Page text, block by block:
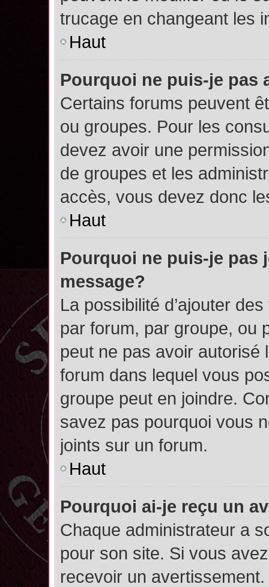
trucage en changeant les
Haut
Pourquoi ne puis-je pas
Certains forums peuvent
ou groupes. Pour les
devez avoir une
de groupes et les
accès, vous devez donc
Haut
Pourquoi ne puis-je pas
message?
La possibilité d’ajouter
par forum, par groupe, ou
peut ne pas avoir autorisé
forum dans lequel vous
groupe peut en joindre.
savez pas pourquoi vous
joints sur un forum.
Haut
Pourquoi ai-je reçu un
Chaque administrateur a
pour son site. Si vous
recevoir un